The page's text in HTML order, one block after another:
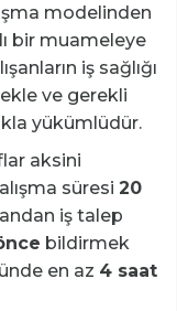
modelinden
bir muameleye
iş sağlığı
ve gerekli
yükümlüdür.
aksini
süresi 20
iş talep
bildirmek
en az 4 saat